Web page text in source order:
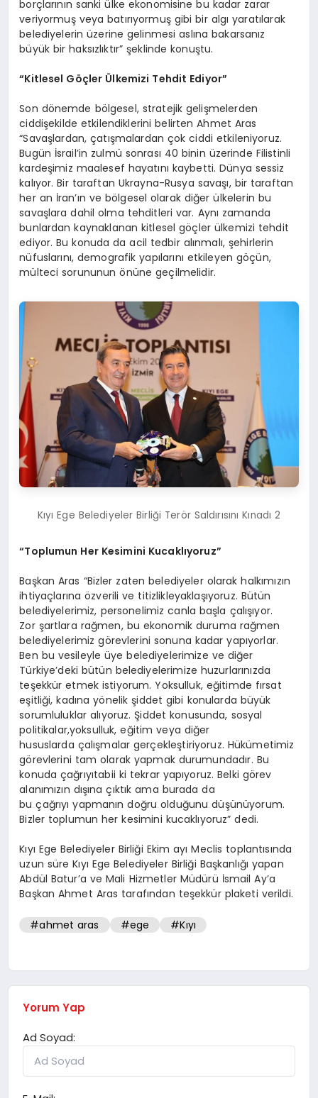
borçlarının sanki ülke ekonomisine bu kadar zarar
veriyormuş veya batırıyormuş gibi bir algı yaratılarak
belediyelerin üzerine gelinmesi aslına bakarsanız
büyük bir haksızlıktır” şeklinde konuştu.
“Kitlesel Göçler Ülkemizi Tehdit Ediyor”
Son dönemde bölgesel, stratejik gelişmelerden
ciddişekilde etkilendiklerini belirten Ahmet Aras
“Savaşlardan, çatışmalardan çok ciddi etkileniyoruz.
Bugün İsrail’in zulmü sonrası 40 binin üzerinde Filistinli
kardeşimiz maalesef hayatını kaybetti. Dünya sessiz
kalıyor. Bir taraftan Ukrayna-Rusya savaşı, bir taraftan
her an İran’ın ve bölgesel olarak diğer ülkelerin bu
savaşlara dahil olma tehditleri var. Aynı zamanda
bunlardan kaynaklanan kitlesel göçler ülkemizi tehdit
ediyor. Bu konuda da acil tedbir alınmalı, şehirlerin
nüfuslarını, demografik yapılarını etkileyen göçün,
mülteci sorununun önüne geçilmelidir.
Kıyı Ege Belediyeler Birliği Terör Saldırısını Kınadı 2
“Toplumun Her Kesimini Kucaklıyoruz”
Başkan Aras “Bizler zaten belediyeler olarak halkımızın
ihtiyaçlarına özverili ve titizlikleyaklaşıyoruz. Bütün
belediyelerimiz, personelimiz canla başla çalışıyor.
Zor şartlara rağmen, bu ekonomik duruma rağmen
belediyelerimiz görevlerini sonuna kadar yapıyorlar.
Ben bu vesileyle üye belediyelerimize ve diğer
Türkiye’deki bütün belediyelerimize huzurlarınızda
teşekkür etmek istiyorum. Yoksulluk, eğitimde fırsat
eşitliği, kadına yönelik şiddet gibi konularda büyük
sorumluluklar alıyoruz. Şiddet konusunda, sosyal
politikalar,yoksulluk, eğitim veya diğer
hususlarda çalışmalar gerçekleştiriyoruz. Hükümetimiz
görevlerini tam olarak yapmak durumundadır. Bu
konuda çağrıyıtabii ki tekrar yapıyoruz. Belki görev
alanımızın dışına çıktık ama burada da
bu çağrıyı yapmanın doğru olduğunu düşünüyorum.
Bizler toplumun her kesimini kucaklıyoruz” dedi.
Kıyı Ege Belediyeler Birliği Ekim ayı Meclis toplantısında
uzun süre Kıyı Ege Belediyeler Birliği Başkanlığı yapan
Abdül Batur’a ve Mali Hizmetler Müdürü İsmail Ay’a
Başkan Ahmet Aras tarafından teşekkür plaketi verildi.
#ahmet aras #ege #Kıyı
Yorum Yap
Ad Soyad: